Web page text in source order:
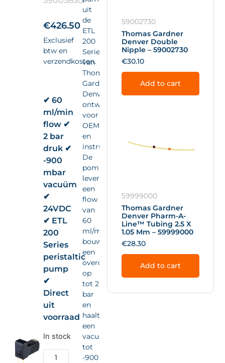
€426.50
Exclusief
btw en
verzendkosten.
✔ 60
ml/min
flow ✔
2 bar
druk ✔
-900
mbar
vacuüm
✔
24VDC
✔ ETL
200
Series
peristaltic
pump
✔
Direct
uit
voorraad
In stock
uit
de
ETL
200
Series
van
Thomas
Gardner
Denver,
ontwikkeld
voor
OEM-
en
instrumentintegratie.
De
pomp
levert
een
flow
van
60
ml/min,
bouwt
een
overdruk
op
tot 2
bar
en
haalt
een
vacuüm
tot
-900
59002730
Thomas Gardner
Denver Double
Nipple – 59002730
€30.10
Add to cart
59999000
Thomas Gardner
Denver Pharm-A-
Line™ Tubing 2.5 X
1.05 Mm – 59999000
€28.30
Add to cart